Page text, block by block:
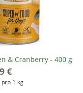
& Cranberry - 400 g
€
pro 1 kg